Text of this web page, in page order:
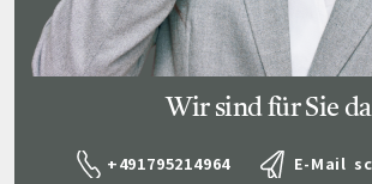
Wir sind für Sie da
+491795214964 E-Mail